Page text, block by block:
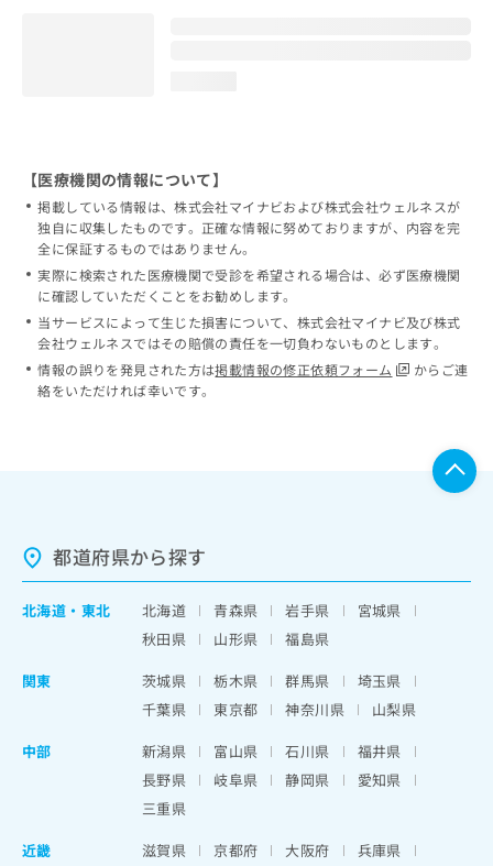
【医療機関の情報について】
掲載している情報は、株式会社マイナビおよび株式会社ウェルネスが
独自に収集したものです。正確な情報に努めておりますが、内容を完
全に保証するものではありません。
実際に検索された医療機関で受診を希望される場合は、必ず医療機関
に確認していただくことをお勧めします。
当サービスによって生じた損害について、株式会社マイナビ及び株式
会社ウェルネスではその賠償の責任を一切負わないものとします。
情報の誤りを発見された方は掲載情報の修正依頼フォーム
からご連
絡をいただければ幸いです。
都道府県から探す
北海道 ・ 東北 北海道 青森県 岩手県
宮城県
秋田県
山形県
福島県
関東
茨城県 栃木県 群馬県
埼玉県
千葉県
東京都 神奈川県
山梨県
中部
新潟県 富山県 石川県
福井県
長野県
岐阜県 静岡県
愛知県
三重県
近畿
滋賀県 京都府 大阪府
兵庫県